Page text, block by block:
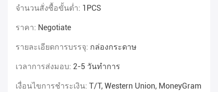
จำนวนสั่งซื้อขั้นต่ำ: 1PCS
ราคา: Negotiate
รายละเอียดการบรรจุ: กล่องกระดาษ
เวลาการส่งมอบ: 2-5 วันทำการ
เงื่อนไขการชำระเงิน: T/T, Western Union, MoneyGram